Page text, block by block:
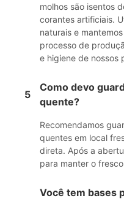
molhos são isentos
corantes artificiais.
naturais e
processo de
e higiene de nossos
5
Como devo
quente?
Recomendamos
quentes em local
direta. Após a
para manter o
Você tem bases